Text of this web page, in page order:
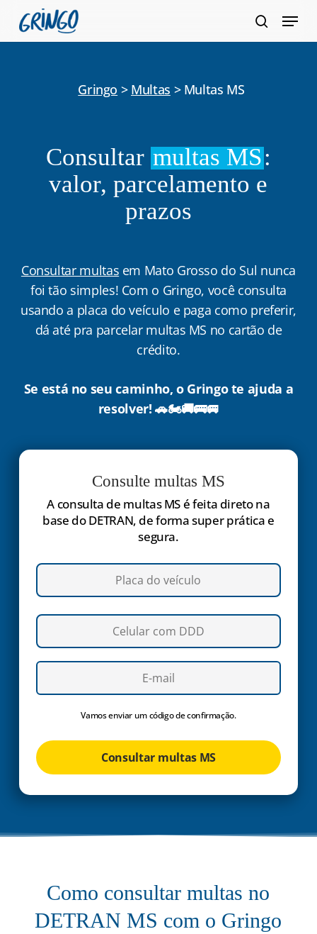
Pular
para
Menu
Gringo > Multas > Multas MS
Consultar multas MS:
valor, parcelamento e
prazos
Consultar multas em Mato Grosso do Sul nunca
foi tão simples! Com o Gringo, você consulta
usando a placa do veículo e paga como preferir,
dá até pra parcelar multas MS no cartão de
crédito.
Se está no seu caminho, o Gringo te ajuda a
resolver! 🚗🏍️🚚🚌🚐
Consulte multas MS
A consulta de multas MS é feita direto na
base do DETRAN, de forma super prática e
segura.
Vamos enviar um código de confirmação.
Consultar multas MS
Como consultar multas no
DETRAN MS com o Gringo